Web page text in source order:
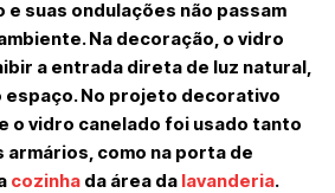
e suas ondulações não passam
Na decoração, o vidro
a entrada direta de luz natural,
No projeto decorativo
o vidro canelado foi usado tanto
armários, como na porta de
cozinha da área da lavanderia.